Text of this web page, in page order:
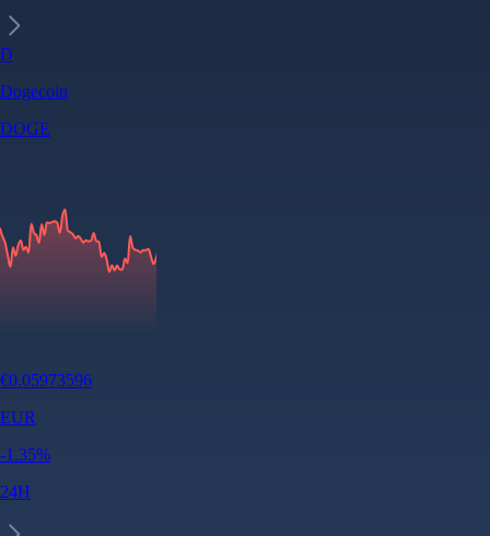
D
Dogecoin
DOGE
€0.05973596
EUR
-1.35%
24H